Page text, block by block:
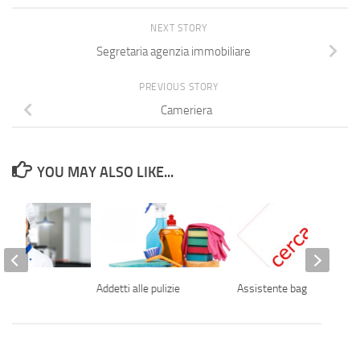
NEXT STORY
Segretaria agenzia immobiliare
PREVIOUS STORY
Cameriera
YOU MAY ALSO LIKE...
Addetti alle pulizie Assistente bagnanti